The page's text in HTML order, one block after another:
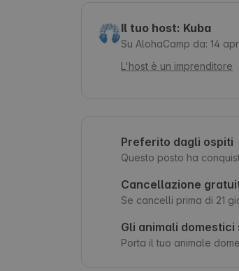
Il tuo host: Kuba
Su AlohaCamp da: 14
L'host è un imprenditore
Preferito dagli ospiti
Questo posto ha
Cancellazione
Se cancelli prima di 21
Gli animali
Porta il tuo animale